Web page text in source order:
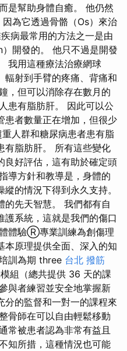
是幫助身體自癒。 他仍然
因為它透過骨骼（Os）來治
病最常用的方法之一是由
開發的。 他只不過是開發
我用這種療法治療網球
輻射到手臂的疼痛、背痛和
，但可以消除存在數月的
患有脂肪肝。 因此可以公
患者數量正在增加，但很少
人群和糖尿病患者患有脂
有脂肪肝。 所有這些變化
良好評估，這有助於確定頭
導方針和教導是，身體的
的情況下得到永久支持。
的先天智慧。 我們都有自
護系統，這就是我們的傷口
體驗Ⓡ專業訓練為創傷理
本原理提供全面、深入的知
訓為期 three 台北 撥筋
組（總共提供 36 天的課
與者練習並安全地掌握新
分的監督和一對一的課程來
骨師在可以自由輕鬆移動
常被患者認為非常有益且
知所措，這種情況也可能